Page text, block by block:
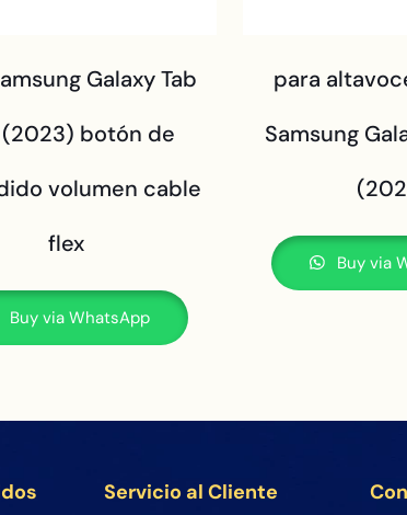
Galaxy Tab
(2023) botón de
volumen cable
flex
Buy via WhatsApp
para
Samsung
Buy via
Servicio al Cliente